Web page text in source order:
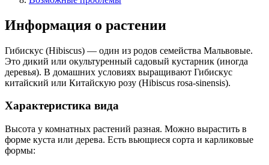
Информация о растении
Гибискус (Hibiscus) — один из родов семейства Мальвовые.
Это дикий или окультуренный садовый кустарник (иногда
деревья). В домашних условиях выращивают Гибискус
китайский или Китайскую розу (Hibiscus rosa-sinensis).
Характеристика вида
Высота у комнатных растений разная. Можно вырастить в
форме куста или дерева. Есть вьющиеся сорта и карликовые
формы: